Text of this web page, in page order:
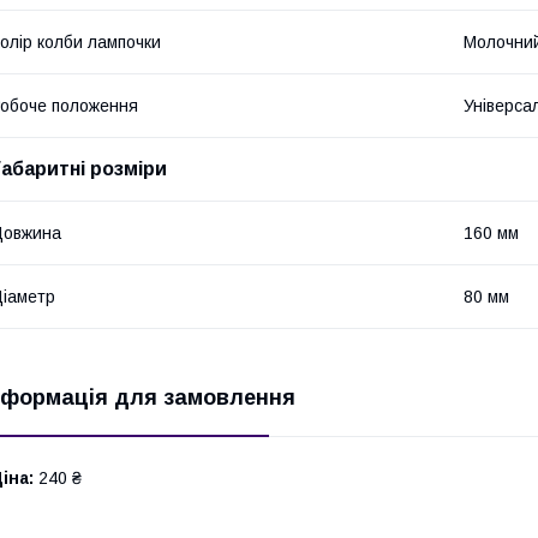
колби лампочки
положення
розміри
160 мм
80 мм
для замовлення
240 ₴